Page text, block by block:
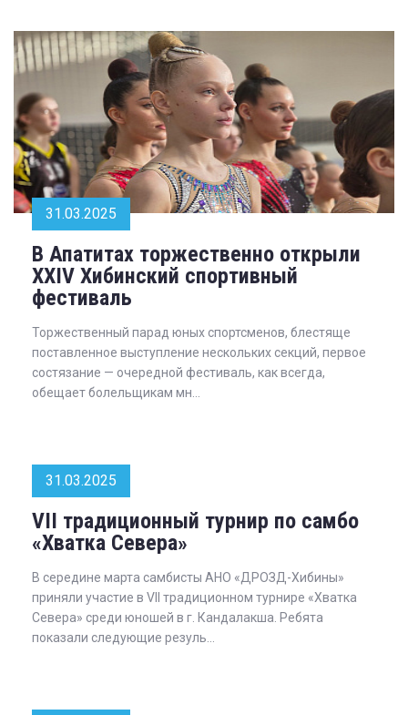
31.03.2025
В Апатитах торжественно открыли
XXIV Хибинский спортивный
фестиваль
Торжественный парад юных спортсменов, блестяще
поставленное выступление нескольких секций, первое
состязание — очередной фестиваль, как всегда,
обещает болельщикам мн...
31.03.2025
VII традиционный турнир по самбо
«Хватка Севера»
В середине марта самбисты АНО «ДРОЗД-Хибины»
приняли участие в VII традиционном турнире «Хватка
Севера» среди юношей в г. Кандалакша. Ребята
показали следующие резуль...